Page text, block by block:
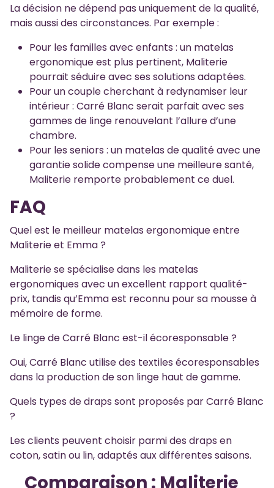
La décision ne dépend pas uniquement de la qualité,
mais aussi des circonstances. Par exemple :
Pour les familles avec enfants : un matelas
ergonomique est plus pertinent, Maliterie
pourrait séduire avec ses solutions adaptées.
Pour un couple cherchant à redynamiser leur
intérieur : Carré Blanc serait parfait avec ses
gammes de linge renouvelant l’allure d’une
chambre.
Pour les seniors : un matelas de qualité avec une
garantie solide compense une meilleure santé,
Maliterie remporte probablement ce duel.
FAQ
Quel est le meilleur matelas ergonomique entre
Maliterie et Emma ?
Maliterie se spécialise dans les matelas
ergonomiques avec un excellent rapport qualité-
prix, tandis qu’Emma est reconnu pour sa mousse à
mémoire de forme.
Le linge de Carré Blanc est-il écoresponsable ?
Oui, Carré Blanc utilise des textiles écoresponsables
dans la production de son linge haut de gamme.
Quels types de draps sont proposés par Carré Blanc
?
Les clients peuvent choisir parmi des draps en
coton, satin ou lin, adaptés aux différentes saisons.
Comparaison : Maliterie